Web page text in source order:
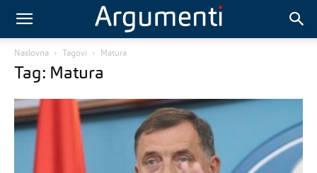
Naslovna Tagovi Matura
Tag: Matura